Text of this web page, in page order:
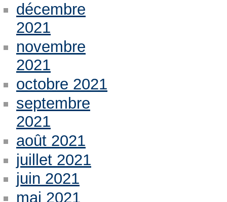
décembre
2021
novembre
2021
octobre 2021
septembre
2021
août 2021
juillet 2021
juin 2021
mai 2021